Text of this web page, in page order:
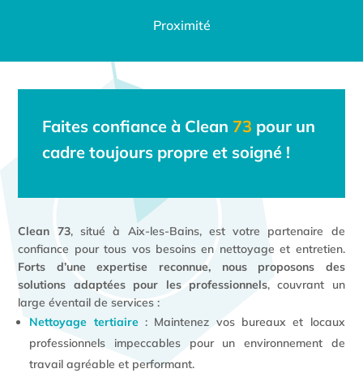
Proximité
Faites confiance à Clean 73 pour un
cadre toujours propre et soigné !
Clean 73, situé à Aix-les-Bains, est votre partenaire de
confiance pour tous vos besoins en nettoyage et entretien.
Forts d’une expertise reconnue, nous proposons des
solutions adaptées pour les professionnels, couvrant un
large éventail de services :
Nettoyage tertiaire: Maintenez vos bureaux et locaux
professionnels impeccables pour un environnement de
travail agréable et performant.